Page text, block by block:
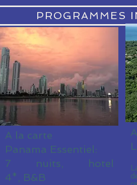
PROGRAMMES
A la carte
Panama Essentiel:
7 nuits, hotel
4*, B&B